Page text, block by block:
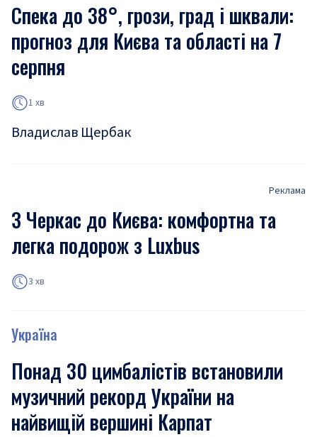
Спека до 38°, грози, град і шквали:
прогноз для Києва та області на 7
серпня
1 хв
Владислав Щербак
Реклама
З Черкас до Києва: комфортна та
легка подорож з Luxbus
3 хв
Україна
Понад 30 цимбалістів встановили
музичний рекорд України на
найвищій вершині Карпат